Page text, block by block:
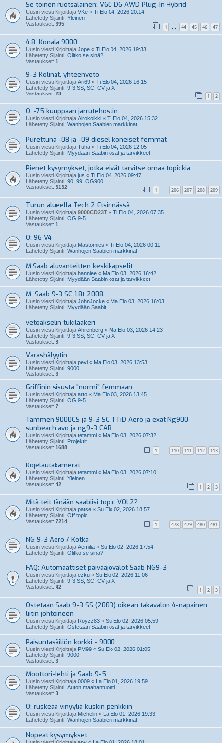
Se toinen ruotsalainen; V60 D6 AWD Plug-In Hybrid
Uusin viesti Kirjoittaja VKe « Ti Elo 04, 2026 20:14
Lähetetty Sijainti: Yleinen
Vastaukset: 695 1 … 44 45 46 47
4.8. Konala 9000
Uusin viesti Kirjoittaja Jope « Ti Elo 04, 2026 19:33
Lähetetty Sijainti: Olitko se sinä?
Vastaukset: 1
9-3 Kolinat, yhteenveto
Uusin viesti Kirjoittaja Ari69 « Ti Elo 04, 2026 16:15
Lähetetty Sijainti: 9-3 SS, SC, CV ja X
Vastaukset: 23 1 2
O: -75 kuuppaan jarrutehostin
Uusin viesti Kirjoittaja Airokolkki « Ti Elo 04, 2026 15:32
Lähetetty Sijainti: Wanhojen Saabien markkinat
Purettuna -08 ja -09 diesel koneiset femmat.
Uusin viesti Kirjoittaja Tuha « Ti Elo 04, 2026 12:05
Lähetetty Sijainti: Myydään Saabin osat ja tarvikkeet
Pienet kysymykset, jotka eivät tarvitse omaa topickia.
Uusin viesti Kirjoittaja jus « Ti Elo 04, 2026 09:47
Lähetetty Sijainti: 90, 99, OG900
Vastaukset: 3132 1 206 207 208 209
Turun alueella Tech 2 Etsinnässä
Uusin viesti Kirjoittaja 9000CD23T « Ti Elo 04, 2026 07:35
Lähetetty Sijainti: OG 9-5
Vastaukset: 1
O: 96 V4
Uusin viesti Kirjoittaja Mastomies « Ti Elo 04, 2026 00:11
Lähetetty Sijainti: Wanhojen Saabien markkinat
M:Saab aluvanteitten keskikapselit
Uusin viesti Kirjoittaja hanniee « Ma Elo 03, 2026 16:42
Lähetetty Sijainti: Myydään Saabin osat ja tarvikkeet
M: Saab 9-3 SC 1.8t 2008
Uusin viesti Kirjoittaja JohnJocke « Ma Elo 03, 2026 16:03
Lähetetty Sijainti: Myydään Saabit
vetoakselin tukilaakeri
Uusin viesti Kirjoittaja Ahrenberg « Ma Elo 03, 2026 14:23
Lähetetty Sijainti: 9-3 SS, SC, CV ja X
Vastaukset: 8
Varashälyytin.
Uusin viesti Kirjoittaja pevi « Ma Elo 03, 2026 13:53
Lähetetty Sijainti: 9000
Vastaukset: 3
Griffinin sisusta "normi" femmaan
Uusin viesti Kirjoittaja arto « Ma Elo 03, 2026 13:45
Lähetetty Sijainti: OG 9-5
Vastaukset: 7
Tammen 9000CS ja 9-3 SC TTiD Aero ja exät Ng900
sunbeach avo ja ng9-3 CAB
Uusin viesti Kirjoittaja tetammi « Ma Elo 03, 2026 07:32
Lähetetty Sijainti: Projektit
Vastaukset: 1688 1 … 110 111 112 113
Kojelautakamerat
Uusin viesti Kirjoittaja tetammi « Ma Elo 03, 2026 07:10
Lähetetty Sijainti: Yleinen
Vastaukset: 42 1 2 3
Mitä teit tänään saabiisi topic VOL2?
Uusin viesti Kirjoittaja patse « Su Elo 02, 2026 18:57
Lähetetty Sijainti: Off topic
Vastaukset: 7214 1 … 478 479 480 481
NG 9-3 Aero / Kotka
Uusin viesti Kirjoittaja Aemilia « Su Elo 02, 2026 17:54
Lähetetty Sijainti: Olitko se sinä?
FAQ: Automaattiset päiväajovalot Saab NG9-3
Uusin viesti Kirjoittaja ezku « Su Elo 02, 2026 11:06
Lähetetty Sijainti: 9-3 SS, SC, CV ja X
Vastaukset: 42 1 2 3
Ostetaan Saab 9-3 SS (2003) oikean takavalon 4-napainen
liitin johtoineen
Uusin viesti Kirjoittaja Royzz83 « Su Elo 02, 2026 05:59
Lähetetty Sijainti: Ostetaan Saabin osat ja tarvikkeet
Paisuntasäiliön korkki - 9000
Uusin viesti Kirjoittaja PM99 « Su Elo 02, 2026 01:05
Lähetetty Sijainti: 9000
Vastaukset: 3
Moottori-lehti ja Saab 9-5
Uusin viesti Kirjoittaja 0009 « La Elo 01, 2026 19:59
Lähetetty Sijainti: Auton maahantuonti
Vastaukset: 3
O: ruskeaa vinyyliä kuskin penkkiin
Uusin viesti Kirjoittaja Michelin « La Elo 01, 2026 19:33
Lähetetty Sijainti: Wanhojen Saabien markkinat
Nopeat kysymykset